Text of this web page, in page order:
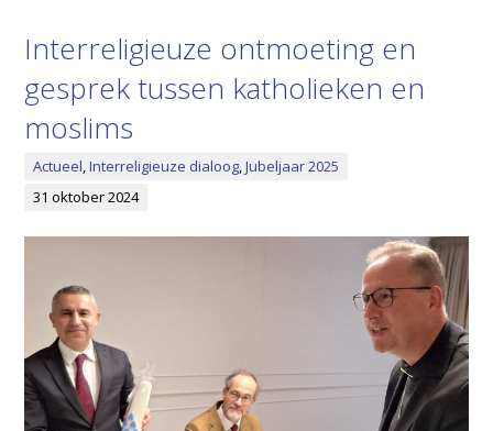
Interreligieuze ontmoeting en
gesprek tussen katholieken en
moslims
Actueel ,Interreligieuze dialoog ,Jubeljaar 2025
31 oktober 2024